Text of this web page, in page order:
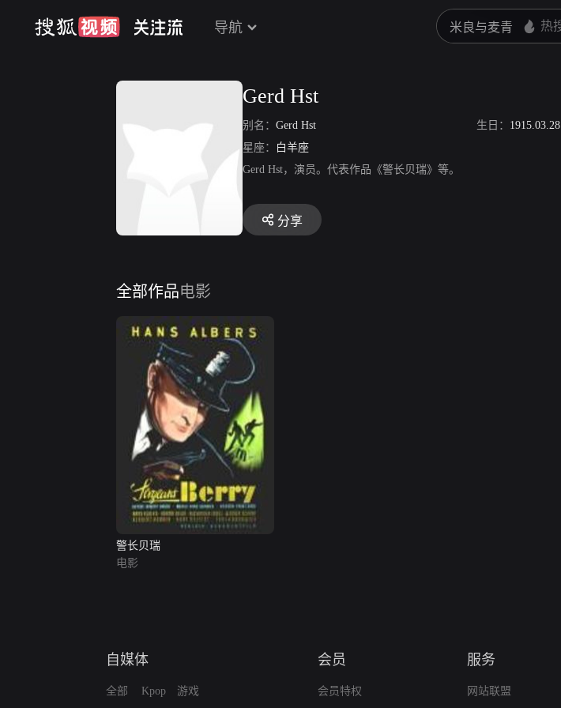
导航
Gerd Hst
别名： Gerd Hst 生日： 1915.03.28
星座：
白羊座
Gerd Hst，演员。代表作品《警长贝瑞》等。
分享
全部作品电影
警长贝瑞
电影
自媒体
全部 Kpop 游戏
会员
会员特权
服务
网站联盟